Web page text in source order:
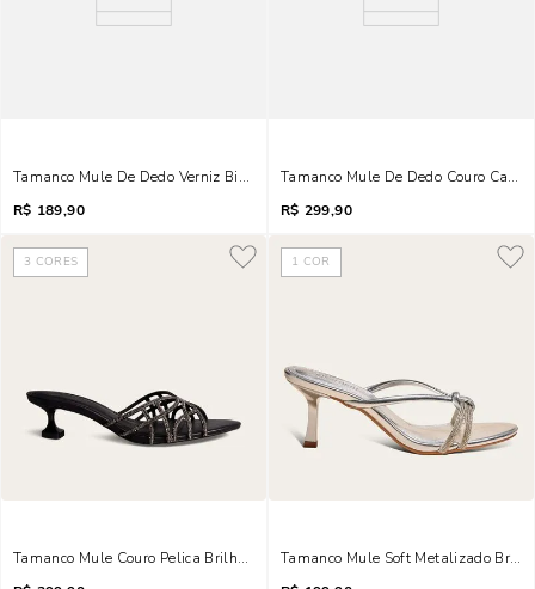
Tamanco Mule De Dedo Verniz Bico Quadrado Salto Grosso Bege Amêndoa
R$ 189,90
Tamanco Mule De Dedo Couro
R$ 299,90
3 CORES
Tamanco Mule Couro Pelica Brilho Strass Salto Taça Preto
1 COR
Tamanco Mule Soft Metalizado